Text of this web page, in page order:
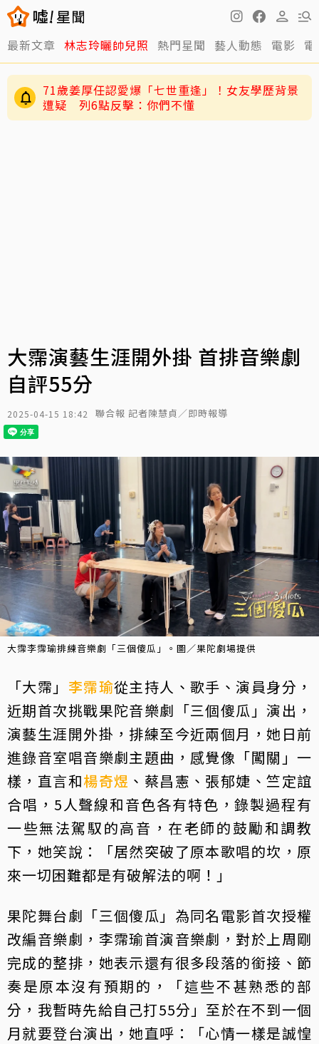
最新文章 林志玲曬帥兒照 熱門星聞 藝人動態 電影
讓位王宇婕退出「神之路」 鄭仲茵深夜吐心聲
「說不難過是騙人的」
大霈演藝生涯開外掛 首排音樂劇
自評55分
2025-04-15 18:42 聯合報 記者陳慧貞／即時報導
大霈李霈瑜排練音樂劇「三個傻瓜」。圖／果陀劇場提供
「大霈」 李霈瑜從主持人、歌手、演員身分，
近期首次挑戰果陀音樂劇「三個傻瓜」演出，
演藝生涯開外掛，排練至今近兩個月，她日前
進錄音室唱音樂劇主題曲，感覺像「闖關」一
樣，直言和楊奇煜 、蔡昌憲、張郁婕、竺定誼
合唱，5人聲線和音色各有特色，錄製過程有
一些無法駕馭的高音，在老師的鼓勵和調教
下，她笑說：「居然突破了原本歌唱的坎，原
來一切困難都是有破解法的啊！」
果陀舞台劇「三個傻瓜」為同名電影首次授權
改編音樂劇，李霈瑜首演音樂劇，對於上周剛
完成的整排，她表示還有很多段落的銜接、節
奏是原本沒有預期的，「這些不甚熟悉的部
分，我暫時先給自己打55分」至於在不到一個
月就要登台演出，她直呼：「心情一樣是誠惶